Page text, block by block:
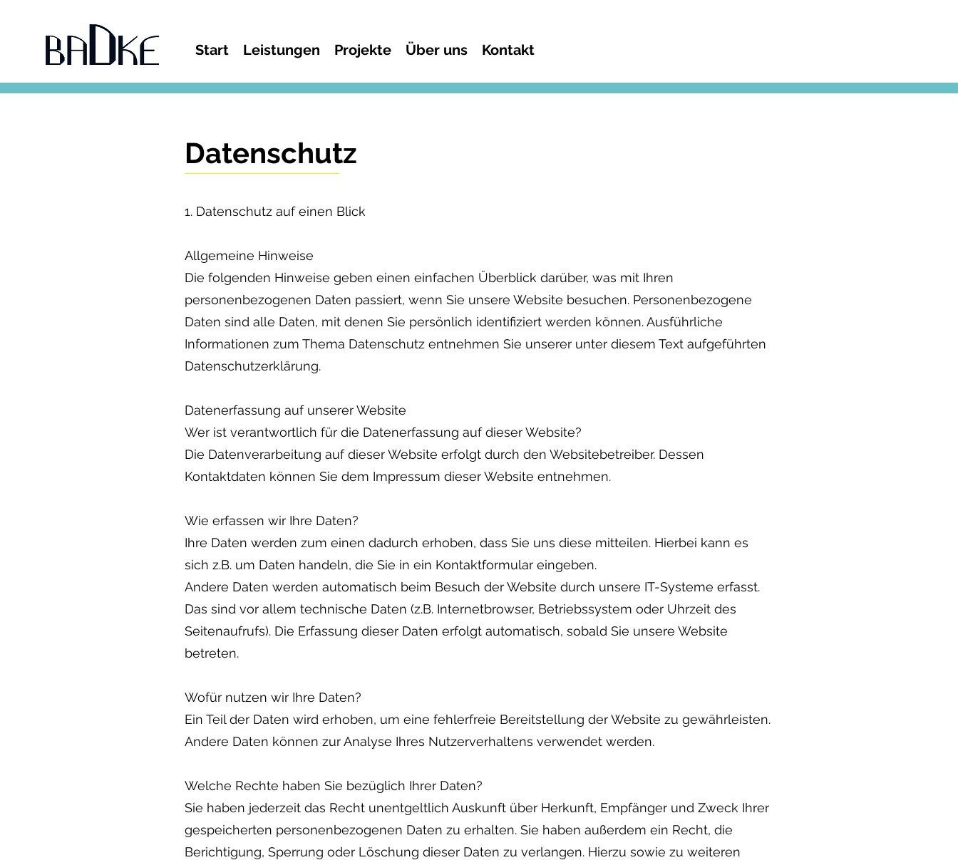
Start Leistungen Projekte Über uns Kontakt
Datenschutz
1. Datenschutz auf einen Blick
Allgemeine Hinweise
Die folgenden Hinweise geben einen einfachen Überblick darüber, was mit Ihren
personenbezogenen Daten passiert, wenn Sie unsere Website besuchen. Personenbezogene
Daten sind alle Daten, mit denen Sie persönlich identifiziert werden können. Ausführliche
Informationen zum Thema Datenschutz entnehmen Sie unserer unter diesem Text aufgeführten
Datenschutzerklärung.
Datenerfassung auf unserer Website
Wer ist verantwortlich für die Datenerfassung auf dieser Website?
Die Datenverarbeitung auf dieser Website erfolgt durch den Websitebetreiber. Dessen
Kontaktdaten können Sie dem Impressum dieser Website entnehmen.
Wie erfassen wir Ihre Daten?
Ihre Daten werden zum einen dadurch erhoben, dass Sie uns diese mitteilen. Hierbei kann es
sich z.B. um Daten handeln, die Sie in ein Kontaktformular eingeben.
Andere Daten werden automatisch beim Besuch der Website durch unsere IT-Systeme erfasst.
Das sind vor allem technische Daten (z.B. Internetbrowser, Betriebssystem oder Uhrzeit des
Seitenaufrufs). Die Erfassung dieser Daten erfolgt automatisch, sobald Sie unsere Website
betreten.
Wofür nutzen wir Ihre Daten?
Ein Teil der Daten wird erhoben, um eine fehlerfreie Bereitstellung der Website zu gewährleisten.
Andere Daten können zur Analyse Ihres Nutzerverhaltens verwendet werden.
Welche Rechte haben Sie bezüglich Ihrer Daten?
Sie haben jederzeit das Recht unentgeltlich Auskunft über Herkunft, Empfänger und Zweck Ihrer
gespeicherten personenbezogenen Daten zu erhalten. Sie haben außerdem ein Recht, die
Berichtigung, Sperrung oder Löschung dieser Daten zu verlangen. Hierzu sowie zu weiteren